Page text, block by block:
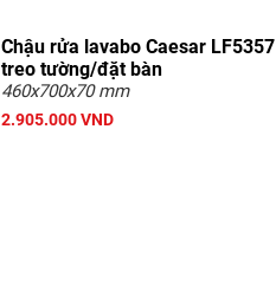
Chậu rửa lavabo Caesar LF5357
treo tường/đặt bàn
460x700x70 mm
2.905.000 VND